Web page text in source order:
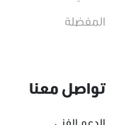
المفضلة
تواصل معنا